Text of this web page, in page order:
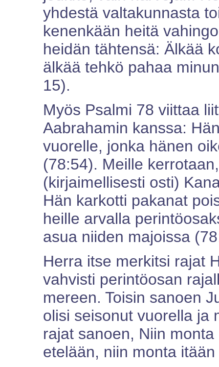
yhdestä valtakunnasta
kenenkään heitä
heidän tähtensä: Älkää
älkää tehkö pahaa
15).
Myös Psalmi 78 viittaa
Aabrahamin kanssa:
vuorelle, jonka hänen
(78:54). Meille
(kirjaimellisesti osti)
Hän karkotti pakanat
heille arvalla
asua niiden majoissa
Herra itse merkitsi rajat
vahvisti perintöosan
mereen. Toisin sanoen
olisi seisonut vuorella ja
rajat sanoen, Niin
etelään, niin monta